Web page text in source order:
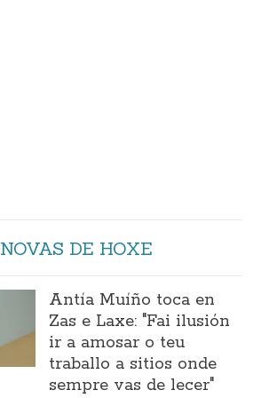
NOVAS DE HOXE
Antía Muíño toca en
Zas e Laxe: "Fai ilusión
ir a amosar o teu
traballo a sitios onde
sempre vas de lecer"